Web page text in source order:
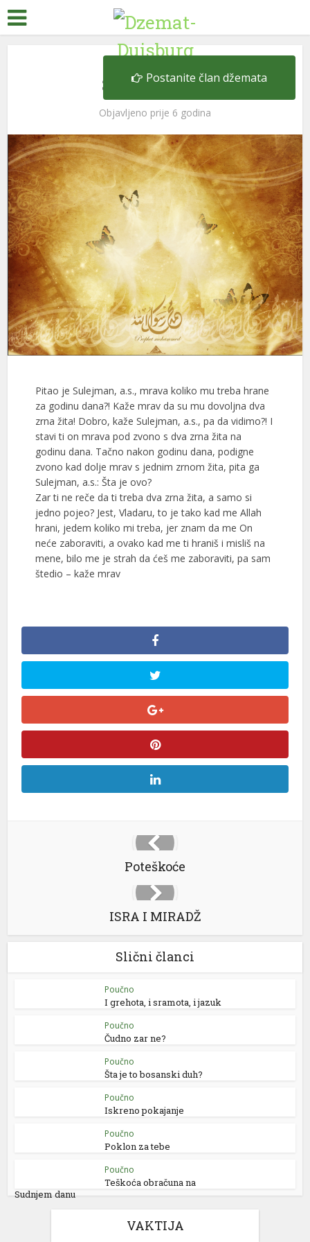
Postanite član džemata
Štedljiv mrav
Objavljeno prije 6 godina
Pitao je Sulejman, a.s., mrava koliko mu treba hrane
za godinu dana?! Kaže mrav da su mu dovoljna dva
zrna žita! Dobro, kaže Sulejman, a.s., pa da vidimo?! I
stavi ti on mrava pod zvono s dva zrna žita na
godinu dana. Tačno nakon godinu dana, podigne
zvono kad dolje mrav s jednim zrnom žita, pita ga
Sulejman, a.s.: Šta je ovo?
Zar ti ne reče da ti treba dva zrna žita, a samo si
jedno pojeo? Jest, Vladaru, to je tako kad me Allah
hrani, jedem koliko mi treba, jer znam da me On
neće zaboraviti, a ovako kad me ti hraniš i misliš na
mene, bilo me je strah da ćeš me zaboraviti, pa sam
štedio – kaže mrav
Poteškoće
ISRA I MIRADŽ
Slični članci
Poučno
I grehota, i sramota, i jazuk
Poučno
Čudno zar ne?
Poučno
Šta je to bosanski duh?
Poučno
Iskreno pokajanje
Poučno
Poklon za tebe
Poučno
Teškoća obračuna na
Sudnjem danu
VAKTIJA